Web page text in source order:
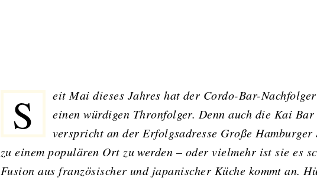
Seit Mai dieses Jahres hat der Cordo-Bar-Nachfolger
einen würdigen Thronfolger. Denn auch die Kai Bar
verspricht an der Erfolgsadresse Große Hamburger
zu einem populären Ort zu werden – oder vielmehr ist sie es
Fusion aus französischer und japanischer Küche kommt an.